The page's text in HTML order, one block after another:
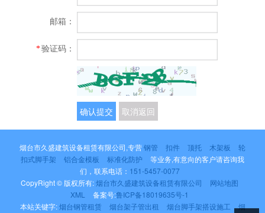
邮箱：
*验证码：
确认提交 取消返回
烟台市久盛建筑设备租赁有限公司,专营钢管 扣件 顶托 木架板
轮
扣式脚手架
铝合金模板 标准化防护
等业务,有意向的客户请咨询我
们，联系电话： 151-5457-0077
CopyRight © 版权所有:烟台市久盛建筑设备租赁有限公司
网站地图
XML
备案号:鲁ICP备18019635号-1
本站关键字:烟台钢管租赁 烟台架子管出租 烟台脚手架搭设施工 烟